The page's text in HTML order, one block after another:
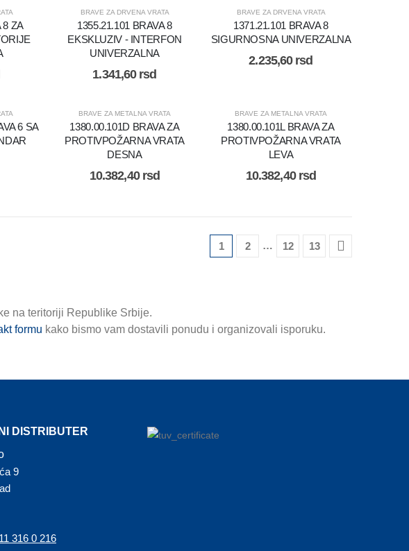
8 ZA
BRAVE ZA DRVENA VRATA
1355.21.101 BRAVA 8
EKSKLUZIV - INTERFON
UNIVERZALNA
1.341,60 rsd
BRAVE ZA DRVENA VRATA
1371.21.101 BRAVA 8
SIGURNOSNA UNIVERZALNA
2.235,60 rsd
6 SA
BRAVE ZA METALNA VRATA
1380.00.101D BRAVA ZA
PROTIVPOŽARNA VRATA
DESNA
10.382,40 rsd
BRAVE ZA METALNA VRATA
1380.00.101L BRAVA ZA
PROTIVPOŽARNA VRATA
LEVA
10.382,40 rsd
1 2 … 12 13
na teritoriji Republike Srbije.
formu kako bismo vam dostavili ponudu i organizovali isporuku.
DISTRIBUTER
9
316 0 216